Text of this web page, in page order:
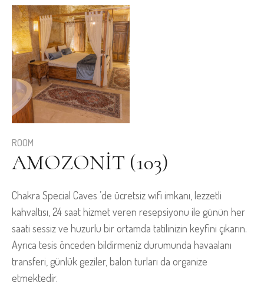
ROOM
AMOZONIT (103)
Chakra Special Caves ’de ücretsiz wifi imkanı, lezzetli
kahvaltısı, 24 saat hizmet veren resepsiyonu ile günün her
saati sessiz ve huzurlu bir ortamda tatilinizin keyfini çıkarın.
Ayrıca tesis önceden bildirmeniz durumunda havaalanı
transferi, günlük geziler, balon turları da organize
etmektedir.